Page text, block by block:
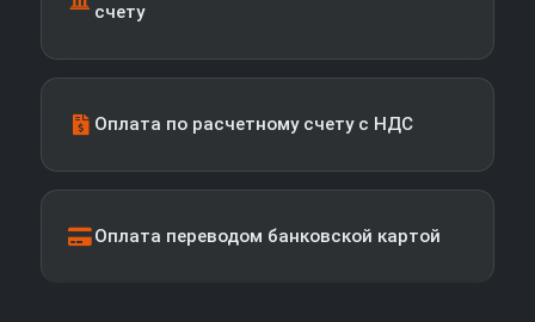
счету
Оплата по расчетному счету с НДС
Оплата переводом банковской картой